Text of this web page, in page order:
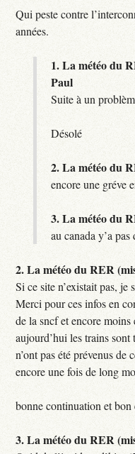
Qui peste contre
années.
1.La météo du
Paul
Suite à un
Désolé
2.La météo du
encore une gréve
3.La météo du
au canada y’a
2.La météo du RER
Si ce site n’existait pas, je
Merci pour ces infos en
de la sncf et encore moins
aujourd’hui les trains
n’ont pas été prévenus de
encore une fois de long
bonne continuation et bon
3.La météo du RER